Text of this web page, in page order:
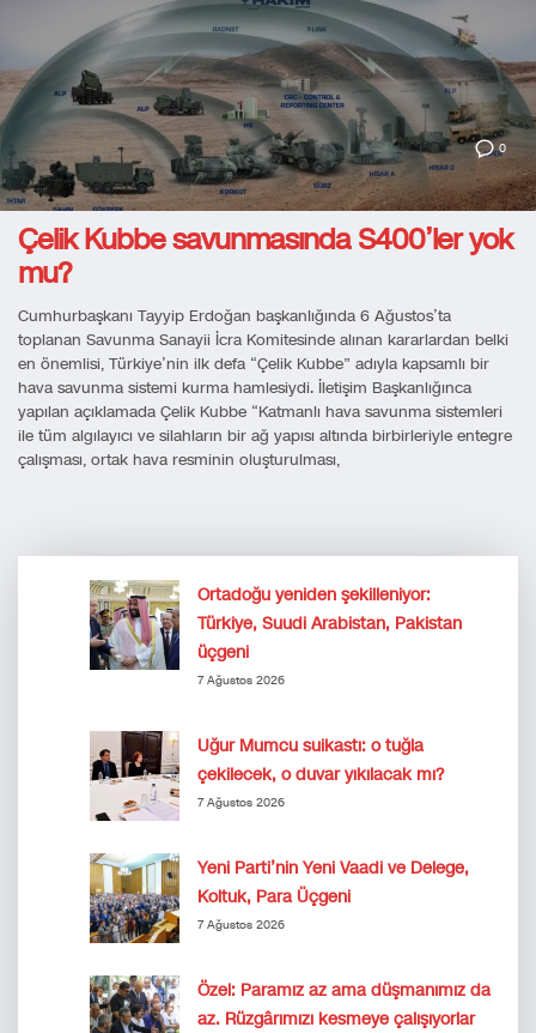
0
Çelik Kubbe savunmasında S400’ler yok
mu?
Cumhurbaşkanı Tayyip Erdoğan başkanlığında 6 Ağustos’ta
toplanan Savunma Sanayii İcra Komitesinde alınan kararlardan belki
en önemlisi, Türkiye’nin ilk defa “Çelik Kubbe” adıyla kapsamlı bir
hava savunma sistemi kurma hamlesiydi. İletişim Başkanlığınca
yapılan açıklamada Çelik Kubbe “Katmanlı hava savunma sistemleri
ile tüm algılayıcı ve silahların bir ağ yapısı altında birbirleriyle entegre
çalışması, ortak hava resminin oluşturulması,
Ortadoğu yeniden şekilleniyor:
Türkiye, Suudi Arabistan, Pakistan
üçgeni
7 Ağustos 2026
Uğur Mumcu suikastı: o tuğla
çekilecek, o duvar yıkılacak mı?
7 Ağustos 2026
Yeni Parti’nin Yeni Vaadi ve Delege,
Koltuk, Para Üçgeni
7 Ağustos 2026
Özel: Paramız az ama düşmanımız da
az. Rüzgârımızı kesmeye çalışıyorlar